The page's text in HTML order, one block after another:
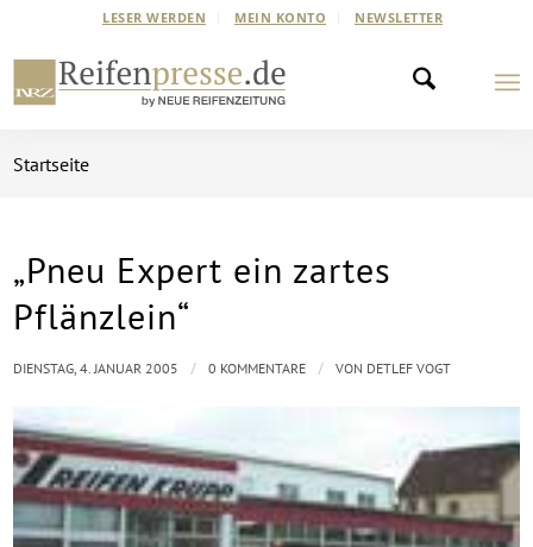
LESER WERDEN MEIN KONTO NEWSLETTER
Startseite
„Pneu Expert ein zartes
Pflänzlein“
DIENSTAG, 4. JANUAR 2005 / 0 KOMMENTARE / VON DETLEF VOGT